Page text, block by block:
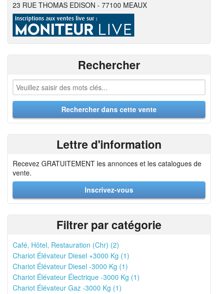
23 RUE THOMAS EDISON - 77100 MEAUX
Rechercher
Lettre d'information
Recevez GRATUITEMENT les annonces et les catalogues de
vente.
Inscrivez-vous
Filtrer par catégorie
Café, Hôtel, Restauration (Chr) (2)
Chariot Élévateur Diesel +3000 Kg (1)
Chariot Élévateur Diesel -3000 Kg (1)
Chariot Élévateur Électrique -3000 Kg (1)
Chariot Élévateur Gaz -3000 Kg (1)